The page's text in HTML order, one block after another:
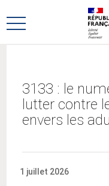
au
menu
au
contenu
Ouvrir
3133 : le
lutter contre
envers les
1 juillet 2026